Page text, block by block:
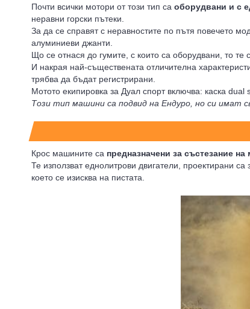
Почти всички мотори от този тип са оборудвани и с
неравни горски пътеки.
За да се справят с неравностите по пътя повечето
алуминиеви джанти.
Що се отнася до гумите, с които са оборудвани, то те
И накрая най-съществената отличителна
трябва да бъдат регистрирани.
Мотото екипировка за Дуал спорт включва: каска
Този тип машини са подвид на Ендуро, но си имат
Крос машините са предназначени за състезание на
Те използват еднолитрови двигатели, проектирани са
което се изисква на пистата.